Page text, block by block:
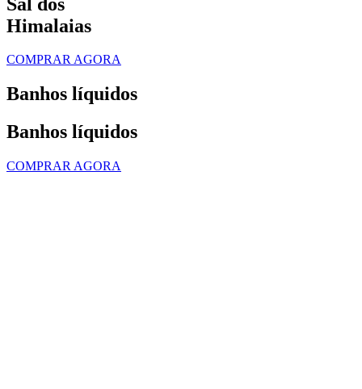
Himalaias
COMPRAR AGORA
Banhos líquidos
Banhos líquidos
COMPRAR AGORA